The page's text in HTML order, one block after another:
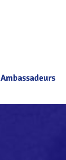
Ambassadeurs